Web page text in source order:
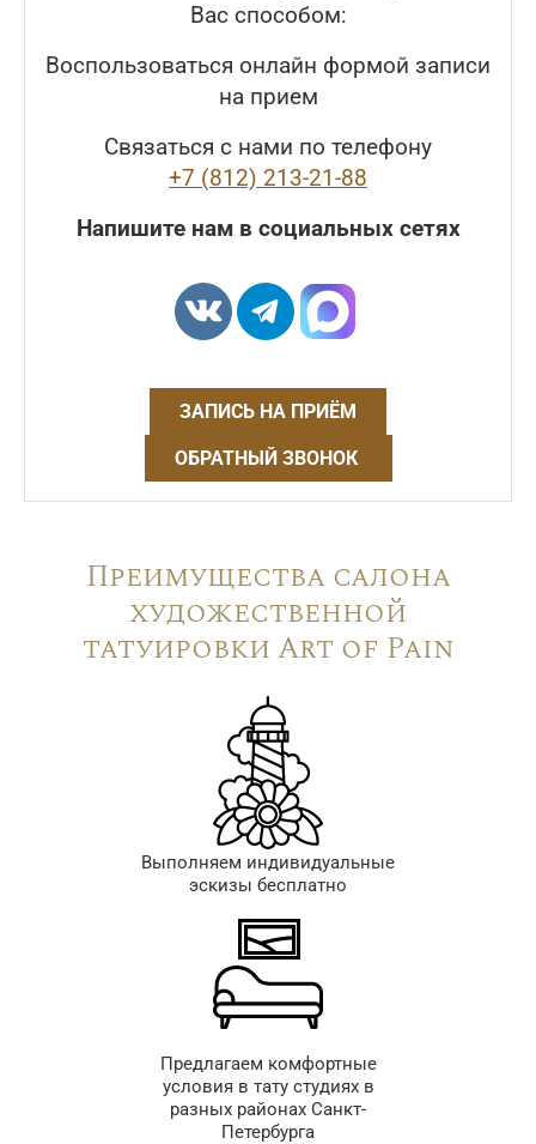
Вас способом:
Воспользоваться онлайн формой записи
на прием
Связаться с нами по телефону
+7 (812) 213-21-88
Напишите нам в социальных сетях
ЗАПИСЬ НА ПРИЁМ
ОБРАТНЫЙ ЗВОНОК
Преимущества салона
художественной
татуировки Art of Pain
Выполняем индивидуальные
эскизы бесплатно
Предлагаем комфортные
условия в тату студиях в
разных районах Санкт-
Петербурга